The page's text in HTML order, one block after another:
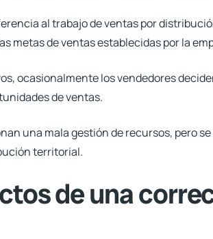
al trabajo de ventas por
metas de ventas establecidas por la
ocasionalmente los vendedores
de ventas.
una mala gestión de recursos, pero
territorial.
de una